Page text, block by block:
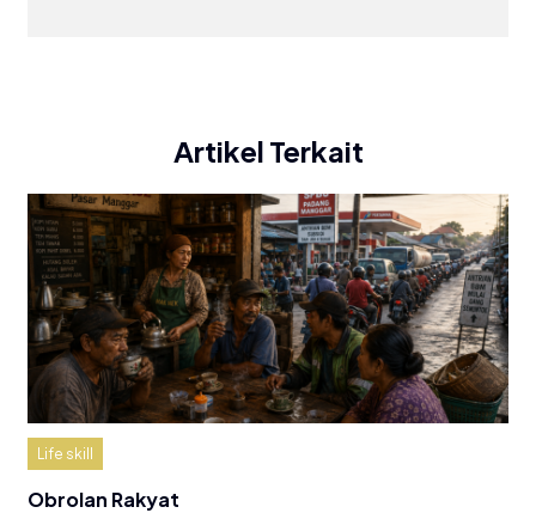
Artikel Terkait
Life skill
Obrolan Rakyat